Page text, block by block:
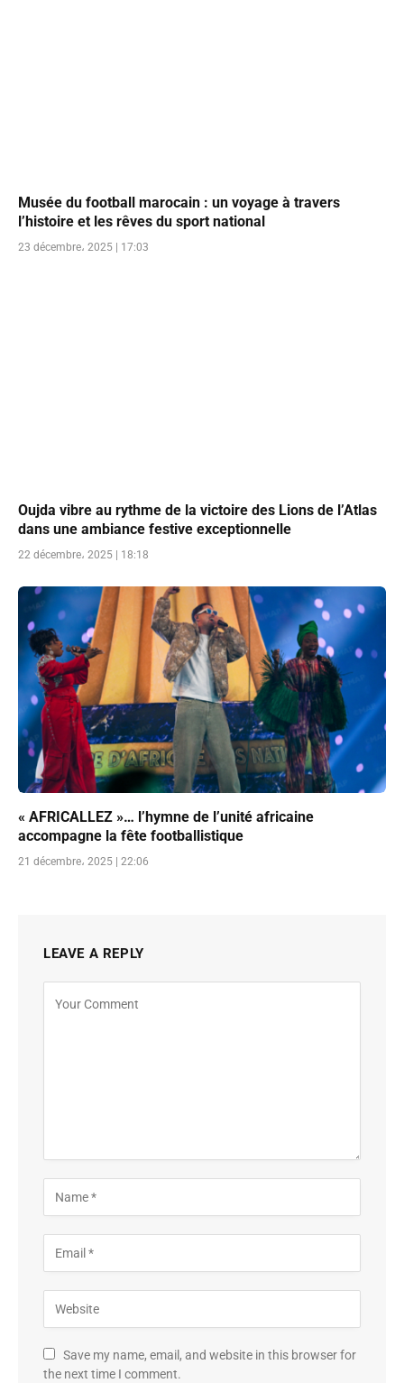
Musée du football marocain : un voyage à travers
l’histoire et les rêves du sport national
23 décembre، 2025 | 17:03
Oujda vibre au rythme de la victoire des Lions de l’Atlas
dans une ambiance festive exceptionnelle
22 décembre، 2025 | 18:18
« AFRICALLEZ »… l’hymne de l’unité africaine
accompagne la fête footballistique
21 décembre، 2025 | 22:06
LEAVE A REPLY
Save my name, email, and website in this browser for
the next time I comment.